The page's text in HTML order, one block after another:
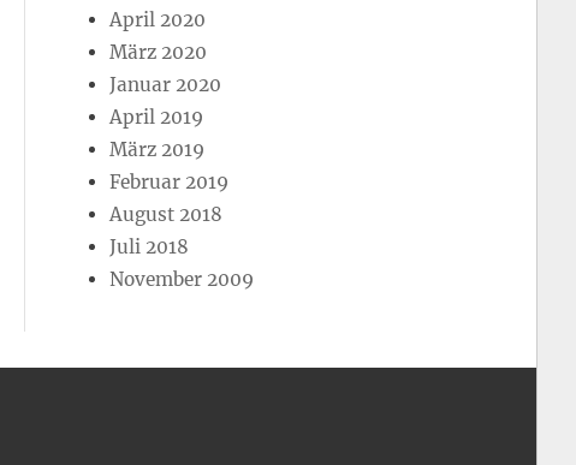
April 2020
März 2020
Januar 2020
April 2019
März 2019
Februar 2019
August 2018
Juli 2018
November 2009